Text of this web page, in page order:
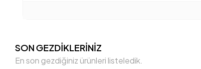
SON GEZDİKLERİNİZ
En son gezdiğiniz ürünleri listeledik.